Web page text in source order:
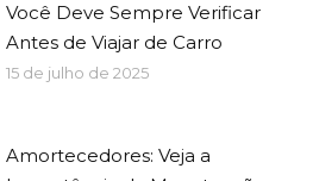
Você Deve Sempre Verificar
Antes de Viajar de Carro
15 de julho de 2025
Amortecedores: Veja a